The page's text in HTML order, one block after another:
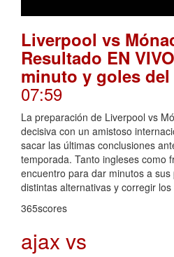
Liverpool vs
Resultado EN
minuto y goles
07:59
La preparación de Liverpool vs
decisiva con un amistoso
sacar las últimas conclusiones
temporada. Tanto ingleses como
encuentro para dar minutos a
distintas alternativas y corregir
365scores
ajax vs